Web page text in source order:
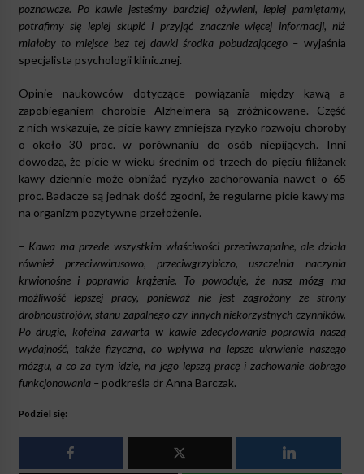
poznawcze. Po kawie jesteśmy bardziej ożywieni, lepiej pamiętamy,
potrafimy się lepiej skupić i przyjąć znacznie więcej informacji, niż
miałoby to miejsce bez tej dawki środka pobudzającego – wyjaśnia
specjalista psychologii klinicznej.
Opinie naukowców dotyczące powiązania między kawą a
zapobieganiem chorobie Alzheimera są zróżnicowane. Część
z nich wskazuje, że picie kawy zmniejsza ryzyko rozwoju choroby
o około 30 proc. w porównaniu do osób niepijących. Inni
dowodzą, że picie w wieku średnim od trzech do pięciu filiżanek
kawy dziennie może obniżać ryzyko zachorowania nawet o 65
proc. Badacze są jednak dość zgodni, że regularne picie kawy ma
na organizm pozytywne przełożenie.
– Kawa ma przede wszystkim właściwości przeciwzapalne, ale działa
również przeciwwirusowo, przeciwgrzybiczo, uszczelnia naczynia
krwionośne i poprawia krążenie. To powoduje, że nasz mózg ma
możliwość lepszej pracy, ponieważ nie jest zagrożony ze strony
drobnoustrojów, stanu zapalnego czy innych niekorzystnych czynników.
Po drugie, kofeina zawarta w kawie zdecydowanie poprawia naszą
wydajność, także fizyczną, co wpływa na lepsze ukrwienie naszego
mózgu, a co za tym idzie, na jego lepszą pracę i zachowanie dobrego
funkcjonowania – podkreśla dr Anna Barczak.
Podziel się: